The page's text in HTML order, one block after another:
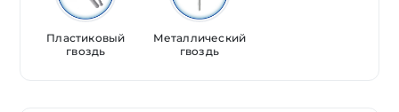
Пластиковый
гвоздь
Металлический
гвоздь